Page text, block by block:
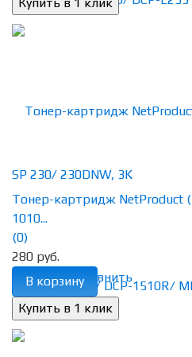
избранное сравнить
Тонер-картридж NetProduct
1010...
(0)
280 руб.
В корзину